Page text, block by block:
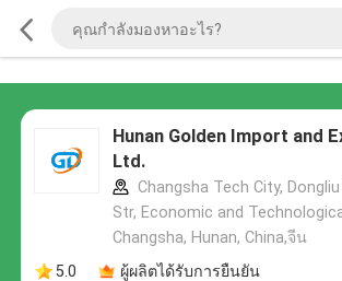
Hunan Golden Import and
Ltd.
Changsha Tech City, Dongliu
Str, Economic and
Changsha, Hunan, China,จีน
5.0
ผู้ผลิตได้รับการยืนยัน